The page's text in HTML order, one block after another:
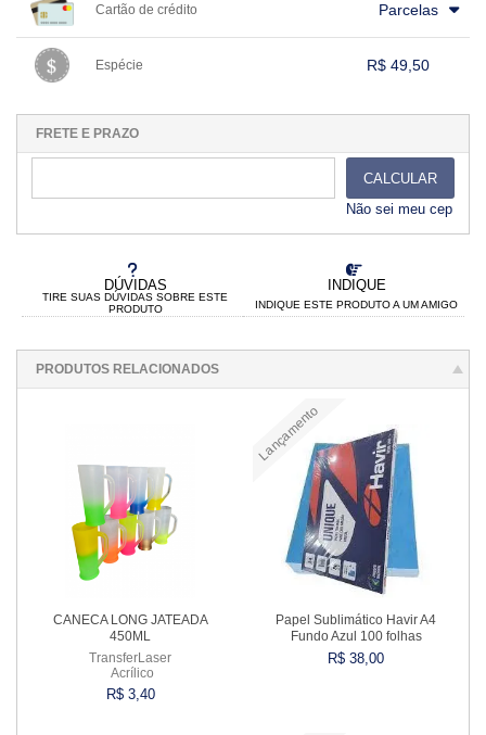
DÚVIDAS
TIRE SUAS DÚVIDAS SOBRE ESTE
PRODUTO
INDIQUE
INDIQUE ESTE PRODUTO A UM AMIGO
..
Cartão de crédito Parcelas
...
Espécie R$ 49,50
..
...
FRETE E PRAZO
CALCULAR
Não sei meu cep
PRODUTOS RELACIONADOS
CANECA LONG JATEADA
450ML
TransferLaser
Acrílico
R$ 3,40
Lançamento
Papel Sublimático Havir A4
Fundo Azul 100 folhas
R$ 38,00